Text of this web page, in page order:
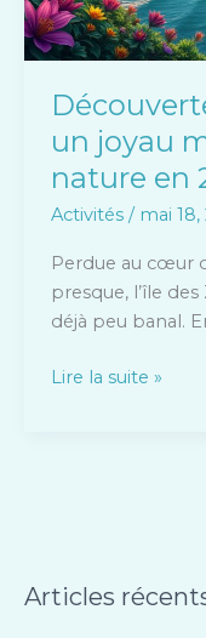
un joyau
nature en
Activités/ mai 18,
Perdue au cœur
presque, l’île
déjà peu banal.
méconnu
de
nature
en
2025
Lire la suite »
Articles